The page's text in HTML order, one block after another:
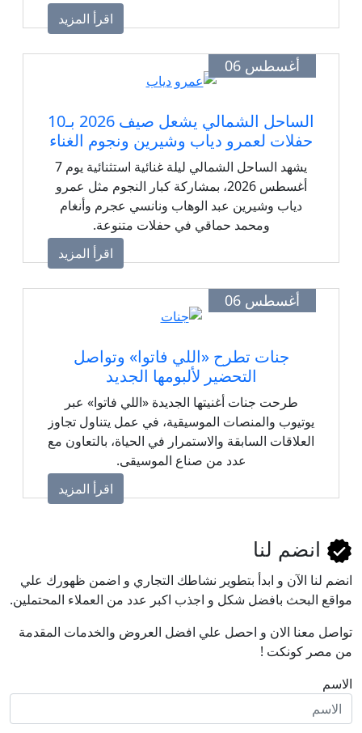
اقرأ المزيد
أغسطس 06
الساحل الشمالي يشعل صيف 2026 بـ10
حفلات لعمرو دياب وشيرين ونجوم الغناء
يشهد الساحل الشمالي ليلة غنائية استثنائية يوم 7
أغسطس 2026، بمشاركة كبار النجوم مثل عمرو
دياب وشيرين عبد الوهاب ونانسي عجرم وأنغام
ومحمد حماقي في حفلات متنوعة.
اقرأ المزيد
أغسطس 06
جنات تطرح «اللي فاتوا» وتواصل
التحضير لألبومها الجديد
طرحت جنات أغنيتها الجديدة «اللي فاتوا» عبر
يوتيوب والمنصات الموسيقية، في عمل يتناول تجاوز
العلاقات السابقة والاستمرار في الحياة، بالتعاون مع
عدد من صناع الموسيقى.
اقرأ المزيد
انضم لنا
انضم لنا اﻵن و ابدأ بتطوير نشاطك التجاري و اضمن ظهورك علي
مواقع البحث بافضل شكل و اجذب اكبر عدد من العملاء المحتملين.
تواصل معنا الان و احصل علي افضل العروض والخدمات المقدمة
من مصر كونكت !
الاسم